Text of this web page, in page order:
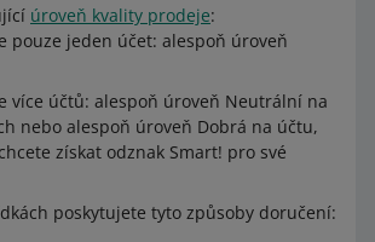
úroveň kvality prodeje:
pouze jeden účet: alespoň úroveň
více účtů: alespoň úroveň Neutrální na
nebo alespoň úroveň Dobrá na účtu,
získat odznak Smart! pro své
poskytujete tyto způsoby doručení: